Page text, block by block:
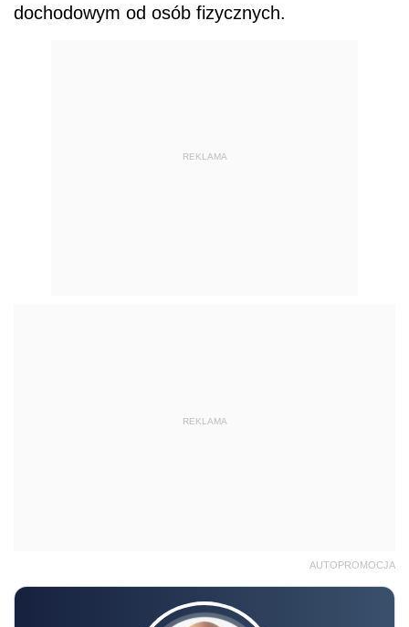
dochodowym od osób fizycznych.
REKLAMA
REKLAMA
AUTOPROMOCJA